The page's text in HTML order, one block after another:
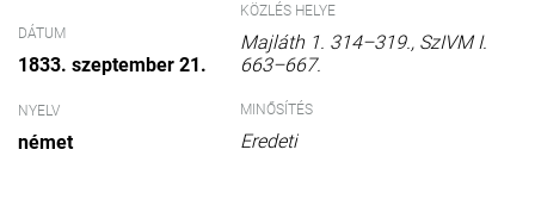
DÁTUM
1833. szeptember 21.
NYELV
német
KÖZLÉS HELYE
Majláth 1. 314–319., SzIVM I.
663–667.
MINŐSÍTÉS
Eredeti